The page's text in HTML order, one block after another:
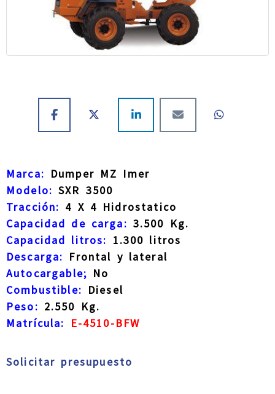
Marca: Dumper MZ Imer
Modelo: SXR 3500
Tracción: 4 X 4 Hidrostatico
Capacidad de carga: 3.500 Kg.
Capacidad litros: 1.300 litros
Descarga: Frontal y lateral
Autocargable; No
Combustible: Diesel
Peso: 2.550 Kg.
Matrícula:
E-4510-BFW
Solicitar presupuesto